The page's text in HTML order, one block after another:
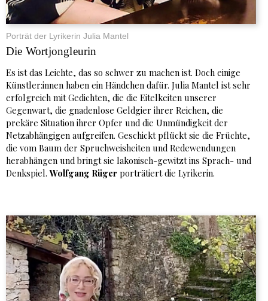
Porträt der Lyrikerin Julia Mantel
Die Wortjongleurin
Es ist das Leichte, das so schwer zu machen ist. Doch einige
Künstler:innen haben ein Händchen dafür. Julia Mantel ist sehr
erfolgreich mit Gedichten, die die Eitelkeiten unserer
Gegenwart, die gnadenlose Geldgier ihrer Reichen, die
prekäre Situation ihrer Opfer und die Unmündigkeit der
Netzabhängigen aufgreifen. Geschickt pflückt sie die Früchte,
die vom Baum der Spruchweisheiten und Redewendungen
herabhängen und bringt sie lakonisch-gewitzt ins Sprach- und
Denkspiel.Wolfgang Rüger porträtiert die Lyrikerin.